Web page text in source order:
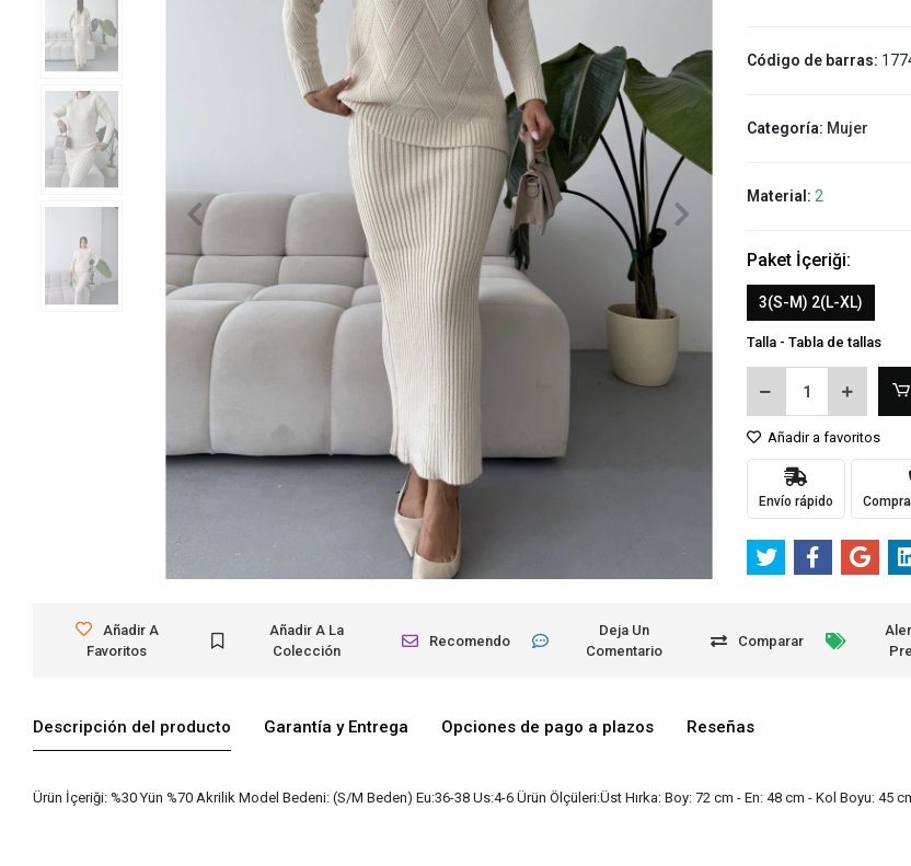
Código de barras:
Categoría: Mujer
Material: 2
Paket İçeriği:
3(S-M) 2(L-XL)
Talla - Tabla de tallas
Añadir a favoritos
Envío rápido
Añadir A
Favoritos
Añadir A La
Colección
Recomendo
Deja Un
Comentario
Comparar
Descripción del producto Garantía y Entrega Opciones de pago a plazos Reseñas
Ürün İçeriği: %30 Yün %70 Akrilik Model Bedeni: (S/M Beden) Eu:36-38 Us:4-6 Ürün Ölçüleri:Üst Hırka: Boy: 72 cm - En: 48 cm - Kol Boyu: 45